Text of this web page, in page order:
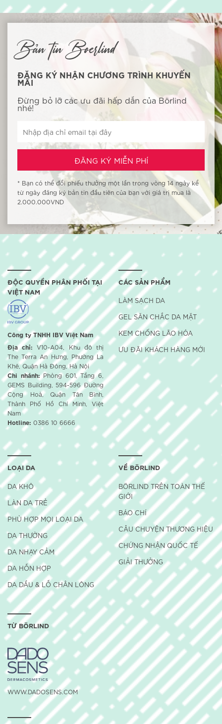
Bản tin Boerlind
ĐĂNG KÝ NHẬN CHƯƠNG TRÌNH KHUYẾN
MÃI
Đừng bỏ lỡ các ưu đãi hấp dẫn của Börlind
nhé!
* Bạn có thể đổi phiếu thưởng một lần trong vòng 14 ngày kể
từ ngày đăng ký bản tin đầu tiên của bạn với giá trị mua là
2.000.000VND
ĐỘC QUYỀN PHÂN PHỐI TẠI
VIỆT NAM
Công ty TNHH IBV Việt Nam
Địa chỉ: V10-A04, Khu đô thị
The Terra An Hưng, Phường La
Khê, Quận Hà Đông, Hà Nội
Chi nhánh:Phòng 601, Tầng 6,
GEMS Building, 594-596 Đường
Cộng Hoà, Quận Tân Bình,
Thành Phố Hồ Chí Minh, Việt
Nam
Hotline: 0386 10 6666
CÁC SẢN PHẨM
LÀM SẠCH DA
GEL SĂN CHẮC DA MẶT
KEM CHỐNG LÃO HÓA
ƯU ĐÃI KHÁCH HÀNG MỚI
LOẠI DA
DA KHÔ
LÀN DA TRẺ
PHÙ HỢP MỌI LOẠI DA
DA THƯỜNG
DA NHẠY CẢM
DA HỖN HỢP
DA DẦU & LỖ CHÂN LÔNG
VỀ BÖRLIND
BÖRLIND TRÊN TOÀN THẾ
GIỚI
BÁO CHÍ
CÂU CHUYỆN THƯƠNG HIỆU
CHỨNG NHẬN QUỐC TẾ
GIẢI THƯỞNG
TỪ BÖRLIND
WWW.DADOSENS.COM